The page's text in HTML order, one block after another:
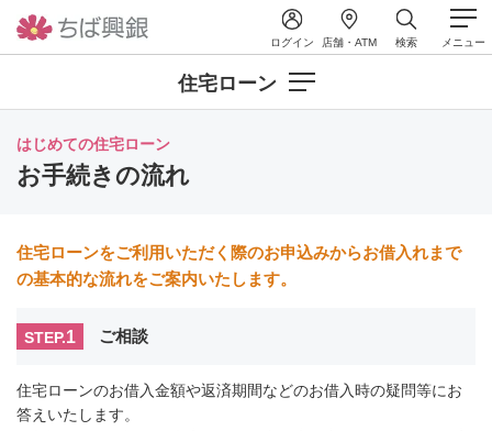
ログイン 店舗・ATM 検索 メニュー
はじめての住宅ローン
お手続きの流れ
住宅ローンをご利用いただく際のお申込みからお借入れまで
の基本的な流れをご案内いたします。
STEP.1 ご相談
住宅ローンのお借入金額や返済期間などのお借入時の疑問等にお
答えいたします。
住宅ローン